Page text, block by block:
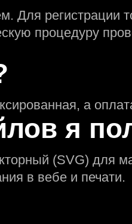
Для регистрации
процедуру
а
я
(SVG) для
в вебе и печати.